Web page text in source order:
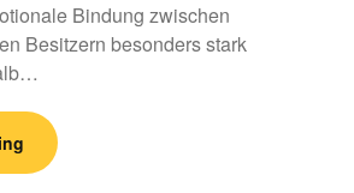
Bindung zwischen
Besitzern besonders stark